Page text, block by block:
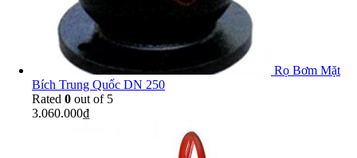
Rọ Bơm Mặt
Bích Trung Quốc DN 250
Rated 0 out of 5
3.060.000₫